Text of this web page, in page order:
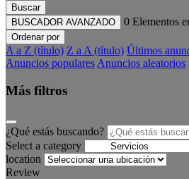
Buscar
BUSCADOR AVANZADO
0 Elementos
Ordenar por
A a Z (título) Z a A (título) Últimos
Anuncios populares Anuncios aleatorios
Más filtros
¿Qué estás buscando?
Select a category
location
Review